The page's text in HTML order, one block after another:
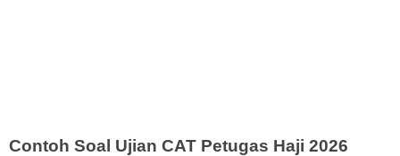
Contoh Soal Ujian CAT Petugas Haji 2026